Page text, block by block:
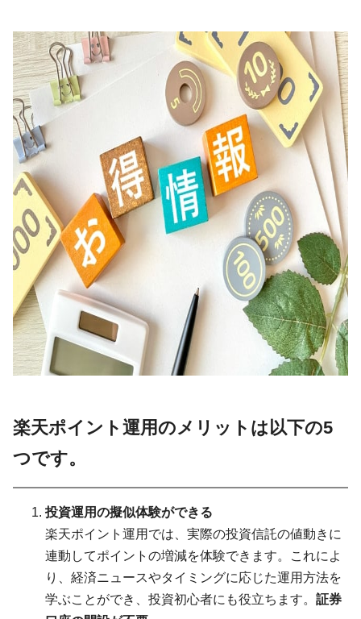
楽天ポイント運用のメリットは以下の5
つです。
投資運用の擬似体験ができる
楽天ポイント運用では、実際の投資信託の値動きに
連動してポイントの増減を体験できます。これによ
り、経済ニュースやタイミングに応じた運用方法を
学ぶことができ、投資初心者にも役立ちます。 証券